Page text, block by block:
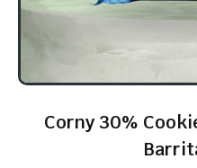
Corny 30%